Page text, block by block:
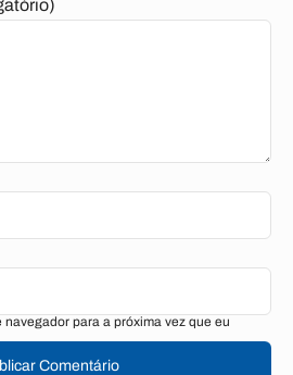
para a próxima vez que eu
Comentário